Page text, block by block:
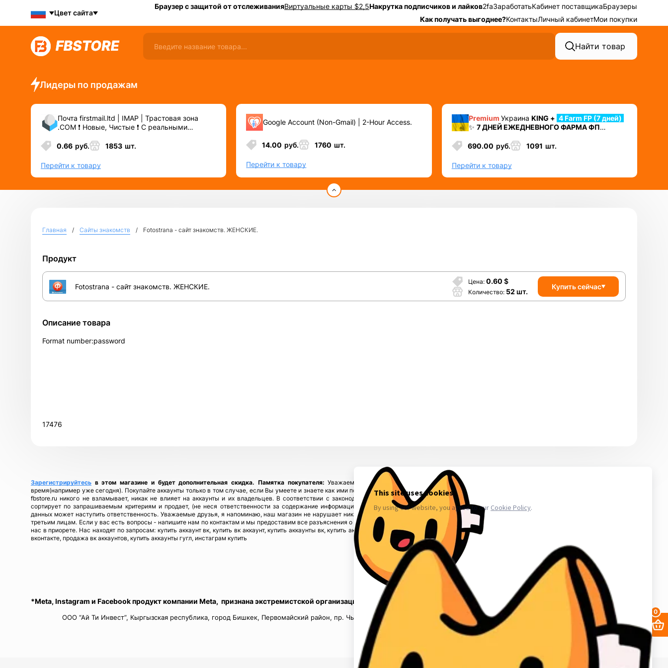
Цвет сайта
Браузер с защитой от отслеживанияВиртуальные карты $2,5Накрутка подписчиков и лайков2faЗаработатьКабинет поставщикаБраузеры
Как получать выгоднее?КонтактыЛичный кабинетМои покупки
Найти товар
Лидеры по продажам
Почта firstmail.ltd | IMAP | Трастовая зона
.COM ❗️ Новые, Чистые ❗️ С реальными
прочих сервисов\соц.сетей.
0.66 руб. 1853 шт.
Перейти к товару
Google Account (Non-Gmail) | 2-Hour Access.
14.00 руб. 1760 шт.
Перейти к товару
Premium Украина KING + 4 Farm FP (7 дней)
✨ 7 ДНЕЙ ЕЖЕДНЕВНОГО ФАРМА ФП
Token EAAB
работы в долгую
690.00 руб. 1091 шт.
Перейти к товару
Главная Сайты знакомств Fotostrana - сайт знакомств. ЖЕНСКИЕ.
Продукт
Fotostrana - сайт знакомств. ЖЕНСКИЕ.
Цена 0.60 $
Количество 52 шт.
Купить сейчас
Описание товара
Format number:password
17476
Зарегистрируйтесь в этом магазине и будет дополнительная скидка. Памятка покупателя:Уважаемые покупатели, приобретайте то количество, которое сможете использовать в ближайшее
время(например уже сегодня). Покупайте аккаунты только в том случае, если Вы умеете и знаете как ими пользоваться! Если у Вас возникают проблемы с аккаунтами - обратитесь в поддержку. Магазин
fbstore.ru никого не взламывает, никак не влияет на аккаунты и их владельцев. В соответствии с законодательством! Магазин fbstore.ru в свою очередь, покупает услуги информационного доступа,
сортирует по запрашиваемым критериям и продает, (не неся ответственности за содержание информации), предупреждая, что в случае уничтожения, блокирования, модификации либо копировании
данных может наступить ответственность. Уважаемые друзья, я напоминаю, наш магазин не нарушает никаких законов и не каких прав третьих лиц. Весь товар который мы предлагаем не принадлежит
третьим лицам. Если у вас есть вопросы - напишите нам по контактам и мы предоставим все разъяснения о происхождении товаров. Мы уважаем закон и стабильность в работе нас и наших клиентов для
нас в приорете. Нас находят по запросам: купить аккаунт вк, купить вк аккаунт, купить аккаунты вк, купить аккаунты инстаграм, купить аккаунт в вк, биржа аккаунтов, аккаунты инстаграм, купить аккаунты
вконтакте, продажа вк аккаунтов, купить аккаунты гугл, инстаграм купить
*Meta, Instagram и Facebook продукт компании Meta, признана экстремистской организацией в России.
ООО “Ай Ти Инвест”, Кыргызская республика, город Бишкек, Первомайский район, пр. Чынгыз Айтматов, д.16, кв.68. ИНН в Кыргызской республике: 02405202310226.
0